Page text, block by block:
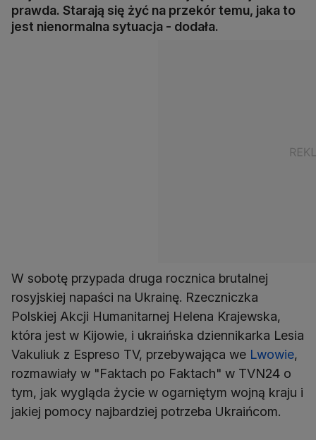
prawda. Starają się żyć na przekór temu, jaka to
jest nienormalna sytuacja - dodała.
W sobotę przypada druga rocznica brutalnej
rosyjskiej napaści na Ukrainę. Rzeczniczka
Polskiej Akcji Humanitarnej Helena Krajewska,
która jest w Kijowie, i ukraińska dziennikarka Lesia
Vakuliuk z Espreso TV, przebywająca we Lwowie,
rozmawiały w "Faktach po Faktach" w TVN24 o
tym, jak wygląda życie w ogarniętym wojną kraju i
jakiej pomocy najbardziej potrzeba Ukraińcom.